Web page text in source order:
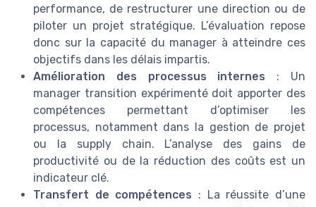
performance, de restructurer une direction ou de
piloter un projet stratégique. L’évaluation repose
donc sur la capacité du manager à atteindre ces
objectifs dans les délais impartis.
Amélioration des processus internes : Un
manager transition expérimenté doit apporter des
compétences permettant d’optimiser les
processus, notamment dans la gestion de projet
ou la supply chain. L’analyse des gains de
productivité ou de la réduction des coûts est un
indicateur clé.
Transfert de compétences : La réussite d’une